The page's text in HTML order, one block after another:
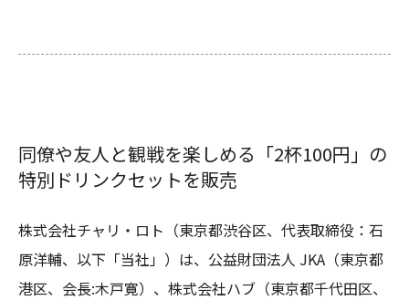
同僚や友人と観戦を楽しめる「2杯100円」の
特別ドリンクセットを販売
株式会社チャリ・ロト（東京都渋谷区、代表取締役：石
原洋輔、以下「当社」）は、公益財団法人 JKA（東京都
港区、会長:木戸寛）、株式会社ハブ（東京都千代田区、